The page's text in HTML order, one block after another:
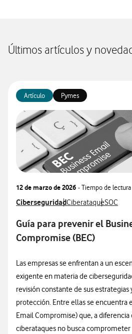
Últimos artículos y
Artículo Pymes
12 de marzo de 2026 - Tiempo de lectura
Ver más articulos relacionados con
CiberseguridadVer más artículos con
CiberataqueVer más
SOC
Guía para prevenir el
Compromise (BEC)
Las empresas se enfrentan a un
exigente en materia de
revisión constante de sus estrategias
protección. Entre ellas se encuentra
Email Compromise) que, a diferencia
ciberataques no busca